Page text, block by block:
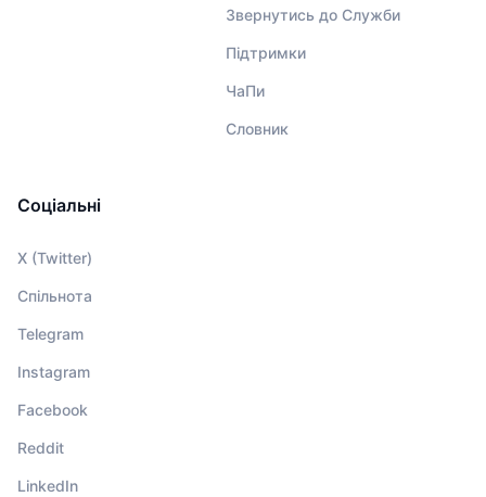
Звернутись до Служби
Підтримки
ЧаПи
Словник
Соціальні
X (Twitter)
Спільнота
Telegram
Instagram
Facebook
Reddit
LinkedIn